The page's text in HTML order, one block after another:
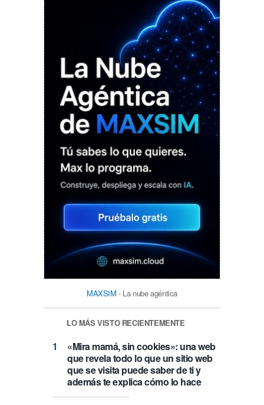
MAXSIM - La nube agéntica
LO MÁS VISTO RECIENTEMENTE
«Mira mamá, sin cookies»: una web
que revela todo lo que un sitio web
que se visita puede saber de ti y
además te explica cómo lo hace